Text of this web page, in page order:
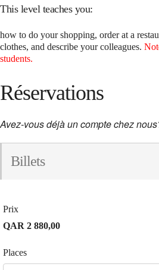
This level teaches you:
how to do your shopping, order at a
clothes, and describe your colleagues.
students.
Réservations
Avez-vous déjà un compte chez
Billets
Prix
QAR 2 880,00
Places